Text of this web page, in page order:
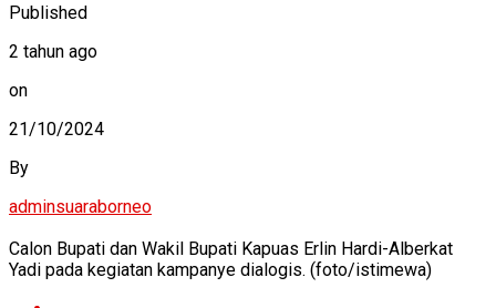
Published
2 tahun ago
on
21/10/2024
By
adminsuaraborneo
Calon Bupati dan Wakil Bupati Kapuas Erlin Hardi-Alberkat
Yadi pada kegiatan kampanye dialogis. (foto/istimewa)